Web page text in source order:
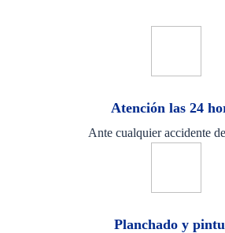
Atención las 24
Ante cualquier accidente
Planchado y